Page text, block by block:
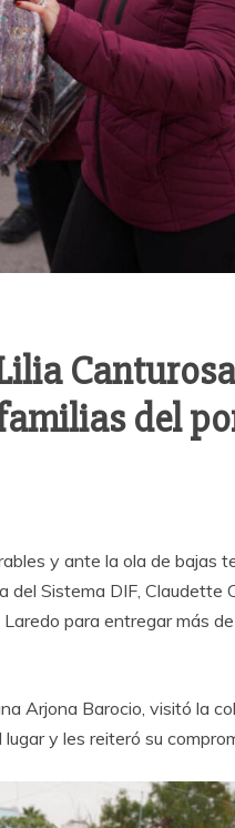
del
y ante la ola de bajas
Sistema DIF, Claudette
para entregar más
Arjona Barocio, visitó la
y les reiteró su